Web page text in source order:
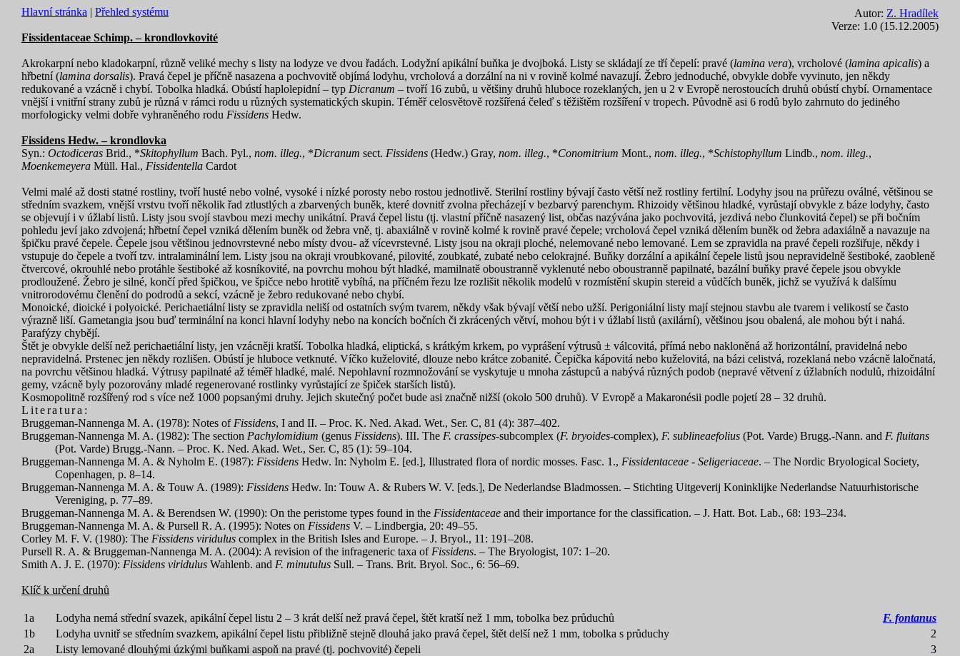
Hlavní stránka | Přehled systému Autor: Z. Hradílek
Verze: 1.0 (15.12.2005)
Fissidentaceae Schimp. – krondlovkovité
Akrokarpní nebo kladokarpní, různě veliké mechy s listy na lodyze ve dvou řadách. Lodyžní apikální buňka je dvojboká. Listy se skládají ze tří čepelí: pravé (lamina vera), vrcholové (lamina apicalis) a
hřbetní (lamina dorsalis). Pravá čepel je příčně nasazena a pochvovitě objímá lodyhu, vrcholová a dorzální na ni v rovině kolmé navazují. Žebro jednoduché, obvykle dobře vyvinuto, jen někdy
redukované a vzácně i chybí. Tobolka hladká. Obústí haplolepidní – typ Dicranum – tvoří 16 zubů, u většiny druhů hluboce rozeklaných, jen u 2 v Evropě nerostoucích druhů obústí chybí. Ornamentace
vnější i vnitřní strany zubů je různá v rámci rodu u různých systematických skupin. Téměř celosvětově rozšířená čeleď s těžištěm rozšíření v tropech. Původně asi 6 rodů bylo zahrnuto do jediného
morfologicky velmi dobře vyhraněného rodu Fissidens Hedw.
Fissidens Hedw. – krondlovka
Syn.: Octodiceras Brid., *Skitophyllum Bach. Pyl., nom. illeg., *Dicranum sect. Fissidens (Hedw.) Gray, nom. illeg., *Conomitrium Mont., nom. illeg., *Schistophyllum Lindb., nom. illeg.,
Moenkemeyera Müll. Hal., Fissidentella Cardot
Velmi malé až dosti statné rostliny, tvoří husté nebo volné, vysoké i nízké porosty nebo rostou jednotlivě. Sterilní rostliny bývají často větší než rostliny fertilní. Lodyhy jsou na průřezu oválné, většinou se
středním svazkem, vnější vrstvu tvoří několik řad ztlustlých a zbarvených buněk, které dovnitř zvolna přecházejí v bezbarvý parenchym. Rhizoidy většinou hladké, vyrůstají obvykle z báze lodyhy, často
se objevují i v úžlabí listů. Listy jsou svojí stavbou mezi mechy unikátní. Pravá čepel listu (tj. vlastní příčně nasazený list, občas nazývána jako pochvovitá, jezdivá nebo člunkovitá čepel) se při bočním
pohledu jeví jako zdvojená; hřbetní čepel vzniká dělením buněk od žebra vně, tj. abaxiálně v rovině kolmé k rovině pravé čepele; vrcholová čepel vzniká dělením buněk od žebra adaxiálně a navazuje na
špičku pravé čepele. Čepele jsou většinou jednovrstevné nebo místy dvou- až vícevrstevné. Listy jsou na okraji ploché, nelemované nebo lemované. Lem se zpravidla na pravé čepeli rozšiřuje, někdy i
vstupuje do čepele a tvoří tzv. intralaminální lem. Listy jsou na okraji vroubkované, pilovité, zoubkaté, zubaté nebo celokrajné. Buňky dorzální a apikální čepele listů jsou nepravidelně šestiboké, zaobleně
čtvercové, okrouhlé nebo protáhle šestiboké až kosníkovité, na povrchu mohou být hladké, mamilnatě oboustranně vyklenuté nebo oboustranně papilnaté, bazální buňky pravé čepele jsou obvykle
prodloužené. Žebro je silné, končí před špičkou, ve špičce nebo hrotitě vybíhá, na příčném řezu lze rozlišit několik modelů v rozmístění skupin stereid a vůdčích buněk, jichž se využívá k dalšímu
vnitrorodovému členění do podrodů a sekcí, vzácně je žebro redukované nebo chybí.
Monoické, dioické i polyoické. Perichaetiální listy se zpravidla neliší od ostatních svým tvarem, někdy však bývají větší nebo užší. Perigoniální listy mají stejnou stavbu ale tvarem i velikostí se často
výrazně liší. Gametangia jsou buď terminální na konci hlavní lodyhy nebo na koncích bočních či zkrácených větví, mohou být i v úžlabí listů (axilární), většinou jsou obalená, ale mohou být i nahá.
Parafýzy chybějí.
Štět je obvykle delší než perichaetiální listy, jen vzácněji kratší. Tobolka hladká, eliptická, s krátkým krkem, po vyprášení výtrusů ± válcovitá, přímá nebo nakloněná až horizontální, pravidelná nebo
nepravidelná. Prstenec jen někdy rozlišen. Obústí je hluboce vetknuté. Víčko kuželovité, dlouze nebo krátce zobanité. Čepička kápovitá nebo kuželovitá, na bázi celistvá, rozeklaná nebo vzácně laločnatá,
na povrchu většinou hladká. Výtrusy papilnaté až téměř hladké, malé. Nepohlavní rozmnožování se vyskytuje u mnoha zástupců a nabývá různých podob (nepravé větvení z úžlabních nodulů, rhizoidální
gemy, vzácně byly pozorovány mladé regenerované rostlinky vyrůstající ze špiček starších listů).
Kosmopolitně rozšířený rod s více než 1000 popsanými druhy. Jejich skutečný počet bude asi značně nižší (okolo 500 druhů). V Evropě a Makaronésii podle pojetí 28 – 32 druhů.
Literatura:
Bruggeman-Nannenga M. A. (1978): Notes of Fissidens, I and II. – Proc. K. Ned. Akad. Wet., Ser. C, 81 (4): 387–402.
Bruggeman-Nannenga M. A. (1982): The section Pachylomidium (genus Fissidens). III. The F. crassipes-subcomplex (F. bryoides-complex), F. sublineaefolius (Pot. Varde) Brugg.-Nann. and F. fluitans
(Pot. Varde) Brugg.-Nann. – Proc. K. Ned. Akad. Wet., Ser. C, 85 (1): 59–104.
Bruggeman-Nannenga M. A. & Nyholm E. (1987): Fissidens Hedw. In: Nyholm E. [ed.], Illustrated flora of nordic mosses. Fasc. 1., Fissidentaceae - Seligeriaceae. – The Nordic Bryological Society,
Copenhagen, p. 8–14.
Bruggeman-Nannenga M. A. & Touw A. (1989): Fissidens Hedw. In: Touw A. & Rubers W. V. [eds.], De Nederlandse Bladmossen. – Stichting Uitgeverij Koninklijke Nederlandse Natuurhistorische
Vereniging, p. 77–89.
Bruggeman-Nannenga M. A. & Berendsen W. (1990): On the peristome types found in the Fissidentaceae and their importance for the classification. – J. Hatt. Bot. Lab., 68: 193–234.
Bruggeman-Nannenga M. A. & Pursell R. A. (1995): Notes on Fissidens V. – Lindbergia, 20: 49–55.
Corley M. F. V. (1980): The Fissidens viridulus complex in the British Isles and Europe. – J. Bryol., 11: 191–208.
Pursell R. A. & Bruggeman-Nannenga M. A. (2004): A revision of the infrageneric taxa of Fissidens. – The Bryologist, 107: 1–20.
Smith A. J. E. (1970): Fissidens viridulus Wahlenb. and F. minutulus Sull. – Trans. Brit. Bryol. Soc., 6: 56–69.
Klíč k určení druhů
1a Lodyha nemá střední svazek, apikální čepel listu 2 – 3 krát delší než pravá čepel, štět kratší než 1 mm, tobolka bez průduchů
F. fontanus
1b
Lodyha uvnitř se středním svazkem, apikální čepel listu přibližně stejně dlouhá jako pravá čepel, štět delší než 1 mm, tobolka s průduchy
2
2a
Listy lemované dlouhými úzkými buňkami aspoň na pravé (tj. pochvovité) čepeli
3